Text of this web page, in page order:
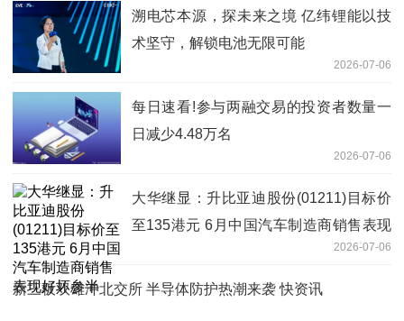
溯电芯本源，探未来之境 亿纬锂能以技
术坚守，解锁电池无限可能
2026-07-06
每日速看!参与两融交易的投资者数量一
日减少4.48万名
2026-07-06
大华继显：升比亚迪股份(01211)目标价
至135港元 6月中国汽车制造商销售表现
2026-07-06
新三板双雄冲北交所 半导体防护热潮来袭 快资讯